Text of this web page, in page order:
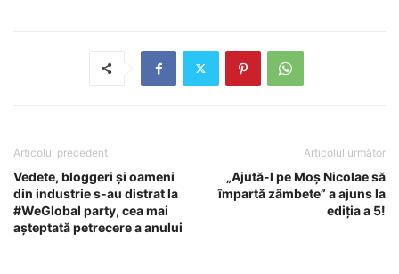
Articolul precedent
Vedete, bloggeri și oameni
din industrie s-au distrat la
#WeGlobal party, cea mai
așteptată petrecere a anului
Articolul următor
„Ajută-l pe Moş Nicolae să
împartă zâmbete” a ajuns la
ediţia a 5!